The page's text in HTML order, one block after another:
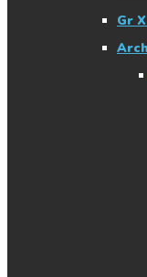
Gr